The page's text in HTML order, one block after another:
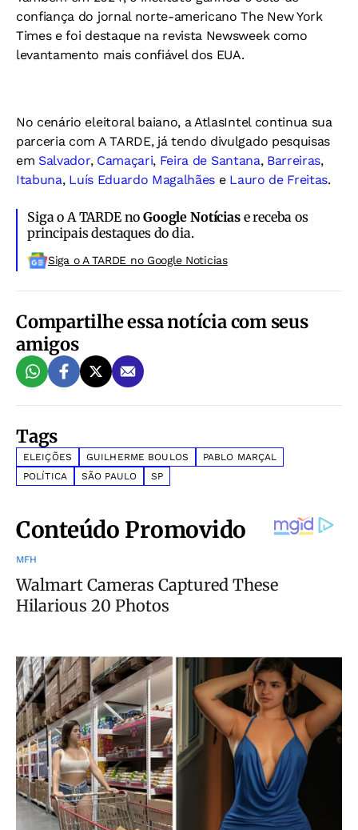
confiança do jornal norte-americano The New York
Times e foi destaque na revista Newsweek como
levantamento mais confiável dos EUA.
No cenário eleitoral baiano, a AtlasIntel continua sua
parceria com A TARDE, já tendo divulgado pesquisas
em Salvador, Camaçari, Feira de Santana, Barreiras,
Itabuna, Luís Eduardo Magalhães e Lauro de Freitas.
Siga o A TARDE noGoogle Notíciase receba os
principais destaques do dia.
Siga o A TARDE no Google Noticias
Compartilhe essa notícia com seus
amigos
Tags
ELEIÇÕES GUILHERME BOULOS
PABLO MARÇAL
POLÍTICA
SÃO PAULO SP